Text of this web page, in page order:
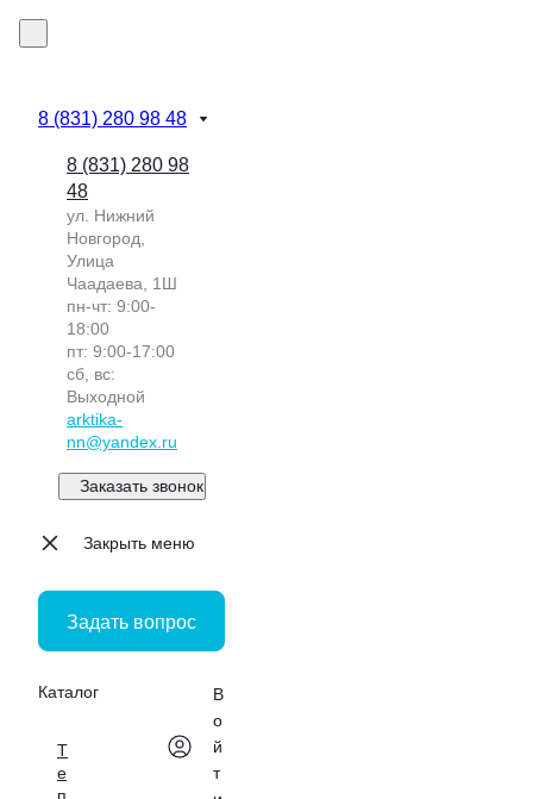
8 (831) 280 98 48
8 (831) 280 98
48
ул. Нижний
Новгород,
Улица
Чаадаева, 1Ш
пн-чт: 9:00-
18:00
пт: 9:00-17:00
сб, вс:
Выходной
arktika-
nn@yandex.ru
Заказать звонок
Закрыть меню
Задать вопрос
Каталог
Т
е
В
о
й
т